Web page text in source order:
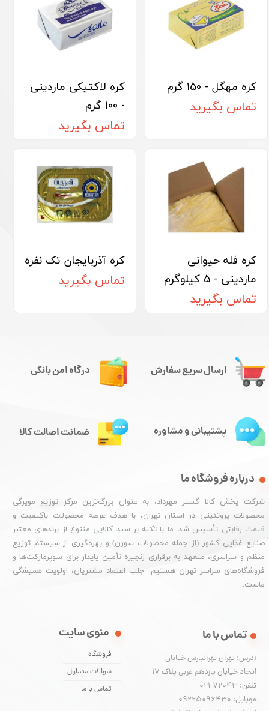
کره مهگل - 150 گرم
تماس بگیرید
کره لاکتیکی ماردینی
- 100 گرم
تماس بگیرید
کره فله حیوانی
ماردینی - 5 کیلوگرم
تماس بگیرید
کره آذربایجان تک نفره
تماس بگیرید
ارسال سریع سفارش
درباره فروشگاه ما
شرکت پخش کالا گستر مهرداد، به عنوان بزرگ‌ترین مرکز توزیع مویرگی
محصولات پروتئینی در استان تهران، با هدف عرضه محصولات باکیفیت و
قیمت رقابتی تأسیس شد. ما با تکیه بر سبد کالایی متنوع از برندهای معتبر
صنایع غذایی کشور (از جمله محصولات سورن) و بهره‌گیری از سیستم توزیع
منظم و سراسری، متعهد به برقراری زنجیره تأمین پایدار برای سوپرمارکت‌ها و
فروشگاه‌های سراسر تهران هستیم. جلب اعتماد مشتریان، اولویت همیشگی
ماست.
منوی سایت
فروشگاه
سوالات متداول
تماس با ما
تماس با ما
آدرس: تهران تهرانپارس خیابان
اتحاد خیابان یازدهم غربی پلاک ۱۷
تلفن: 72043-021
موبایل: 09225096430
درگاه امن بانکی
پشتیبانی و مشاوره ضمانت اصالت کالا